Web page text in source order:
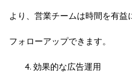
より、営業チームは時間を有
フォローアップできます。
効果的な広告運用